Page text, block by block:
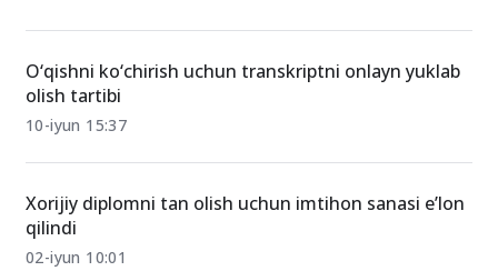
O‘qishni ko‘chirish uchun transkriptni onlayn yuklab
olish tartibi
10-iyun 15:37
Xorijiy diplomni tan olish uchun imtihon sanasi e’lon
qilindi
02-iyun 10:01